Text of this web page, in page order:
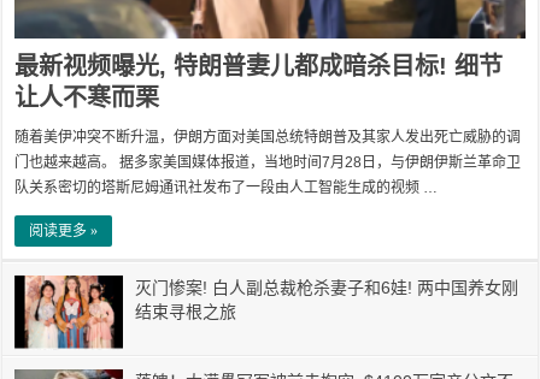
最新视频曝光, 特朗普妻儿都成暗杀目标! 细节
让人不寒而栗
随着美伊冲突不断升温，伊朗方面对美国总统特朗普及其家人发出死亡威胁的调
门也越来越高。 据多家美国媒体报道，当地时间7月28日，与伊朗伊斯兰革命卫
队关系密切的塔斯尼姆通讯社发布了一段由人工智能生成的视频 …
阅读更多 »
灭门惨案! 白人副总裁枪杀妻子和6娃! 两中国养女刚
结束寻根之旅